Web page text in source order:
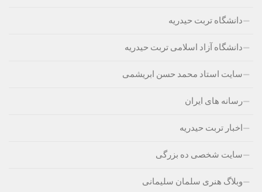
دانشگاه تربت حیدریه
دانشگاه آزاد اسلامی تربت حیدریه
سایت استاد محمد حسن ابریشمی
رسانه های ایران
اخبار تربت حیدریه
سایت شخصی ده بزرگی
وبلاگ هنری سلمان سلیمانی